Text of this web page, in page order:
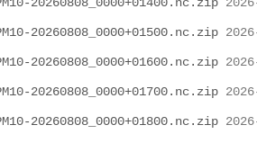
PM10-20260808_0000+01400.nc.zip
PM10-20260808_0000+01500.nc.zip
PM10-20260808_0000+01600.nc.zip
PM10-20260808_0000+01700.nc.zip
PM10-20260808_0000+01800.nc.zip